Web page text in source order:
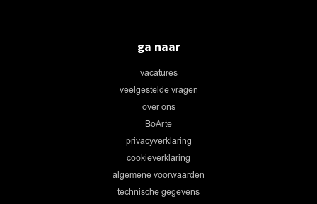
ga naar
vacatures
veelgestelde vragen
over ons
BoArte
privacyverklaring
cookieverklaring
algemene voorwaarden
technische gegevens